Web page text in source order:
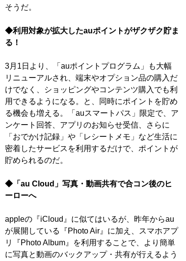
そうだ。
◆利用対象が拡大したauポイントがザクザク貯ま
る！
3月1日より、「auポイントプログラム」も大幅
リニューアルされ、端末やオプション品の購入だ
けでなく、ショッピングやコンテンツ購入でも利
用できるようになる。と、同時にポイントを貯め
る機会も増える。「auスマートパス」限定で、ア
ンケート回答、アプリのお知らせ受信、さらに
「おでかけ記録」や「レシートメモ」など生活に
密着したサービスを利用するだけで、ポイントが
貯められるのだ。
◆「au Cloud」写真・動画共有で合コン後のヒ
ーローへ
appleの『iCloud』に似てはいるが、昨年からau
が展開している『Photo Air』に加え、スマホアプ
リ『Photo Album』を利用することで、より簡単
に写真と動画のバックアップ・共有が行えるよう